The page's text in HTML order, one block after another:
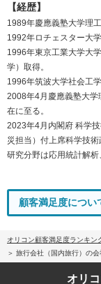
【経歴】
1989年慶應義塾大学理
1992年ロチェスター大
1996年東京工業大学大
学）取得。
1996年筑波大学社会工
2008年4月慶應義塾大
在に至る。
2023年4月内閣府 科学
災担当）付上席科学技術
研究分野は応用統計解析
顧客満足度につい
オリコン顧客満足度ランキン
旅行会社（国内旅行）の
オリ